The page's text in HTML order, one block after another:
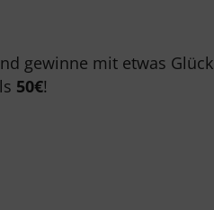
gewinne mit etwas Glück
50€!